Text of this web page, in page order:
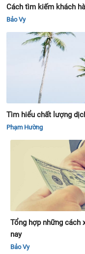
Cách tìm kiếm khách
Bảo Vy
Tìm hiểu chất lượng
Phạm Hường
Tổng hợp những cách
nay
Bảo Vy